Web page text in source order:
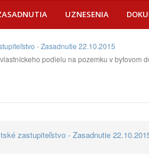
UZNESENIA
- Zasadnutie 22.10.2015
podielu na pozemku v bytovom
zastupiteľstvo - Zasadnutie